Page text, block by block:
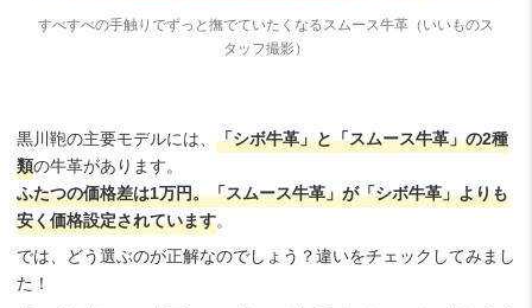
すべすべの手触りでずっと撫でていたくなるスムース牛革（いいものス
タッフ撮影）
黒川鞄の主要モデルには、 「シボ牛革」と「スムース牛革」の2種
類の牛革があります。
ふたつの価格差は1万円。「スムース牛革」が「シボ牛革」よりも
安く価格設定されています。
では、どう選ぶのが正解なのでしょう？違いをチェックしてみまし
た！